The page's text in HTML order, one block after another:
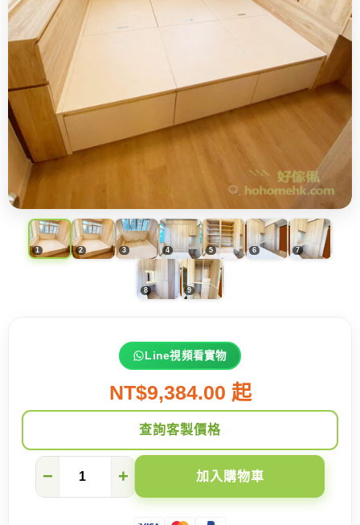
Line視頻看實物
NT$9,384.00 起
查詢客製價格
師
− + 加入購物車